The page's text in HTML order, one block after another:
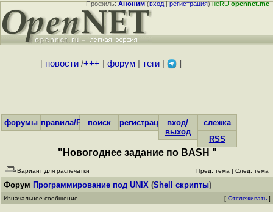
Профиль:Аноним(вход|регистрация)неRUopennet.me
[ новости/+++ форум| теги| ]
форумы правила/FAQпоиск регистрациявход/
выход
слежка
RSS
"Новогоднее задание по BASH "
Вариант для распечатки Пред. тема | След. тема
Форум Программирование под UNIX (Shell скрипты)
Изначальное сообщение [ Отслеживать ]